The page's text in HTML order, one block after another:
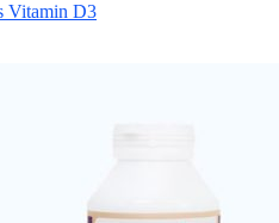
Vitamin D3